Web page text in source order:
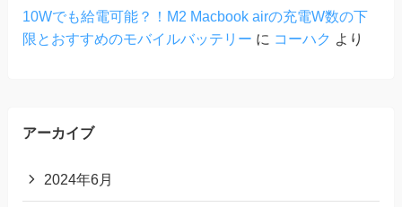
10Wでも給電可能？！M2 Macbook airの充電W数の下
限とおすすめのモバイルバッテリー に コーハク より
アーカイブ
2024年6月